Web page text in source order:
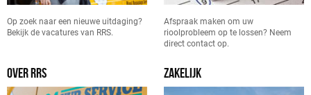
Op zoek naar een nieuwe uitdaging?
Bekijk de vacatures van RRS.
Afspraak maken om uw
rioolprobleem op te lossen? Neem
direct contact op.
OVER RRS ZAKELIJK